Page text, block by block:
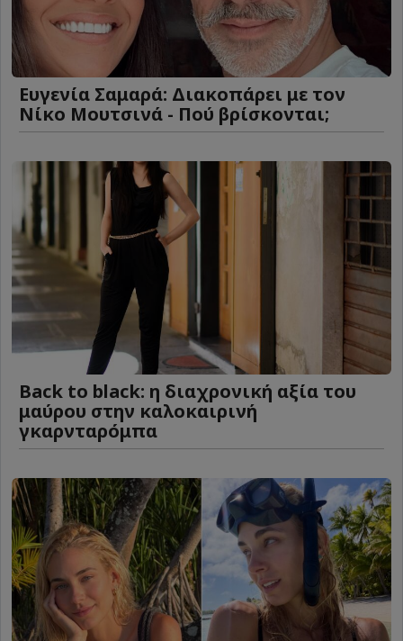
Ευγενία Σαμαρά: Διακοπάρει με τον
Νίκο Μουτσινά - Πού βρίσκονται;
Back to black: η διαχρονική αξία του
μαύρου στην καλοκαιρινή
γκαρνταρόμπα